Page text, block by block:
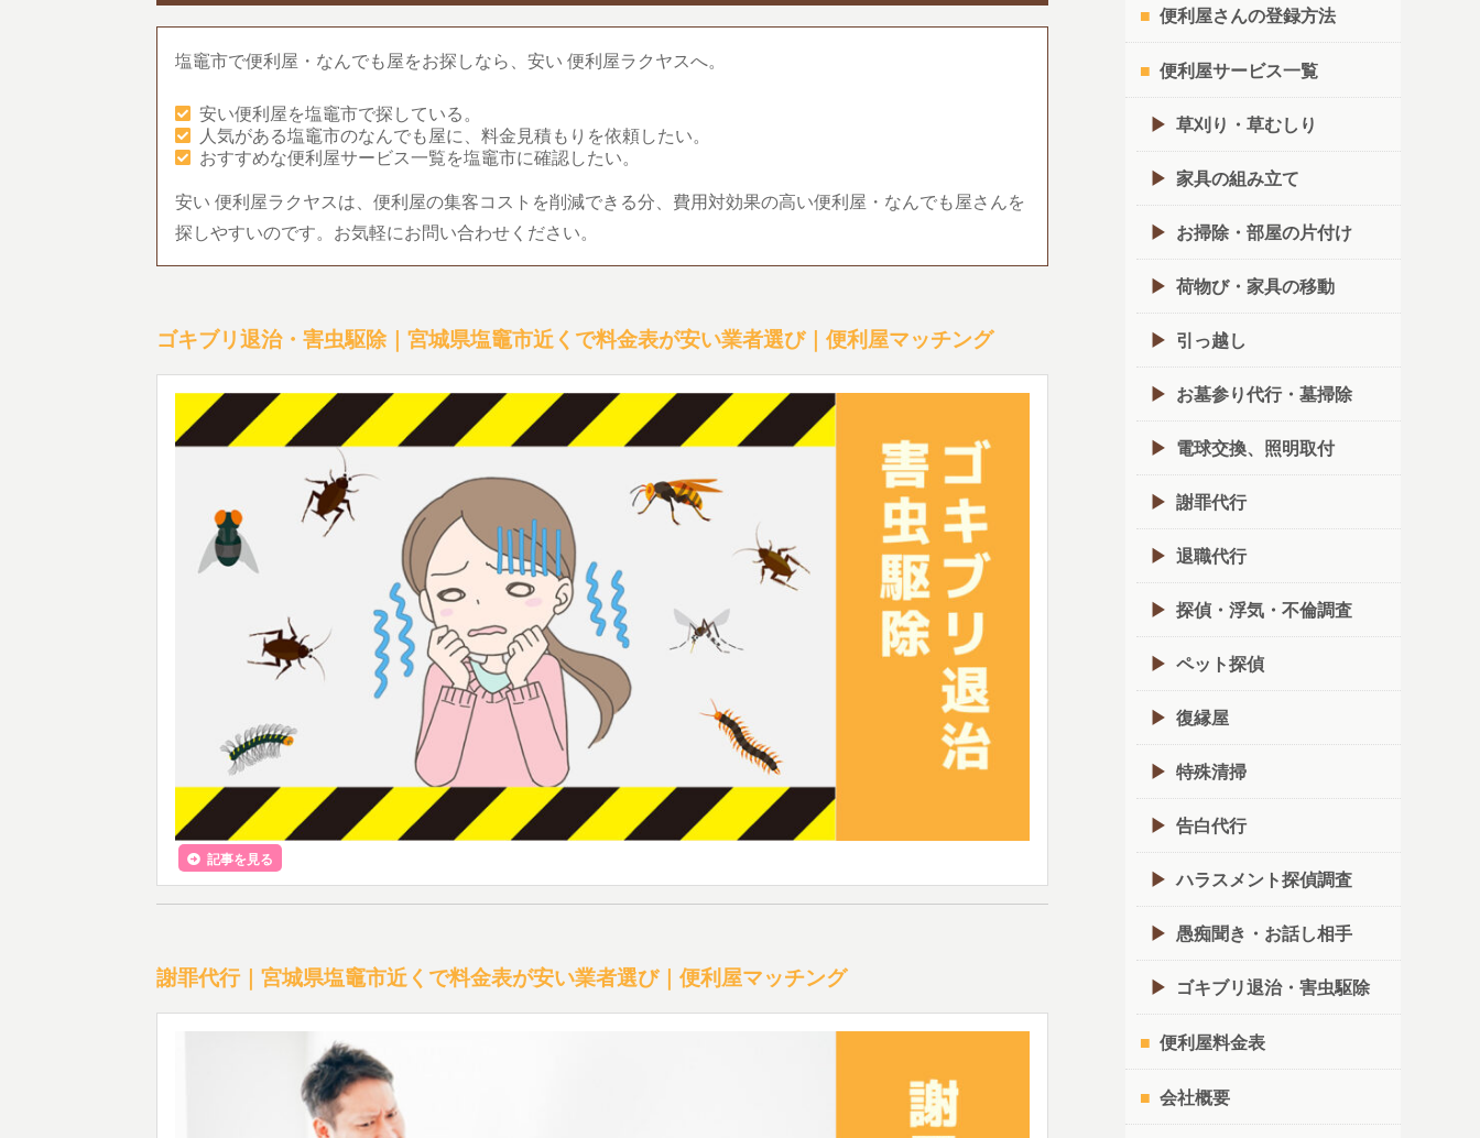
塩竈市で便利屋・なんでも屋をお探しなら、安い 便利屋ラクヤスへ。
安い便利屋を塩竈市で探している。
人気がある塩竈市のなんでも屋に、料金見積もりを依頼したい。
おすすめな便利屋サービス一覧を塩竈市に確認したい。
安い 便利屋ラクヤスは、便利屋の集客コストを削減できる分、費用対効果の高い便利屋・なんでも屋さんを
探しやすいのです。お気軽にお問い合わせください。
ゴキブリ退治・害虫駆除｜宮城県塩竈市近くで料金表が安い業者選び｜便利屋マッチング
記事を見る
謝罪代行｜宮城県塩竈市近くで料金表が安い業者選び｜便利屋マッチング
便利屋さんの登録方法
便利屋サービス一覧
草刈り・草むしり
家具の組み立て
お掃除・部屋の片付け
荷物び・家具の移動
引っ越し
お墓参り代行・墓掃除
電球交換、照明取付
謝罪代行
退職代行
探偵・浮気・不倫調査
ペット探偵
復縁屋
特殊清掃
告白代行
ハラスメント探偵調査
愚痴聞き・お話し相手
ゴキブリ退治・害虫駆除
便利屋料金表
会社概要